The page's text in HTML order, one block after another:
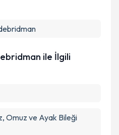
kişisel verilerimin belirtilen
ile İlgili
Omuz ve Ayak Bileği